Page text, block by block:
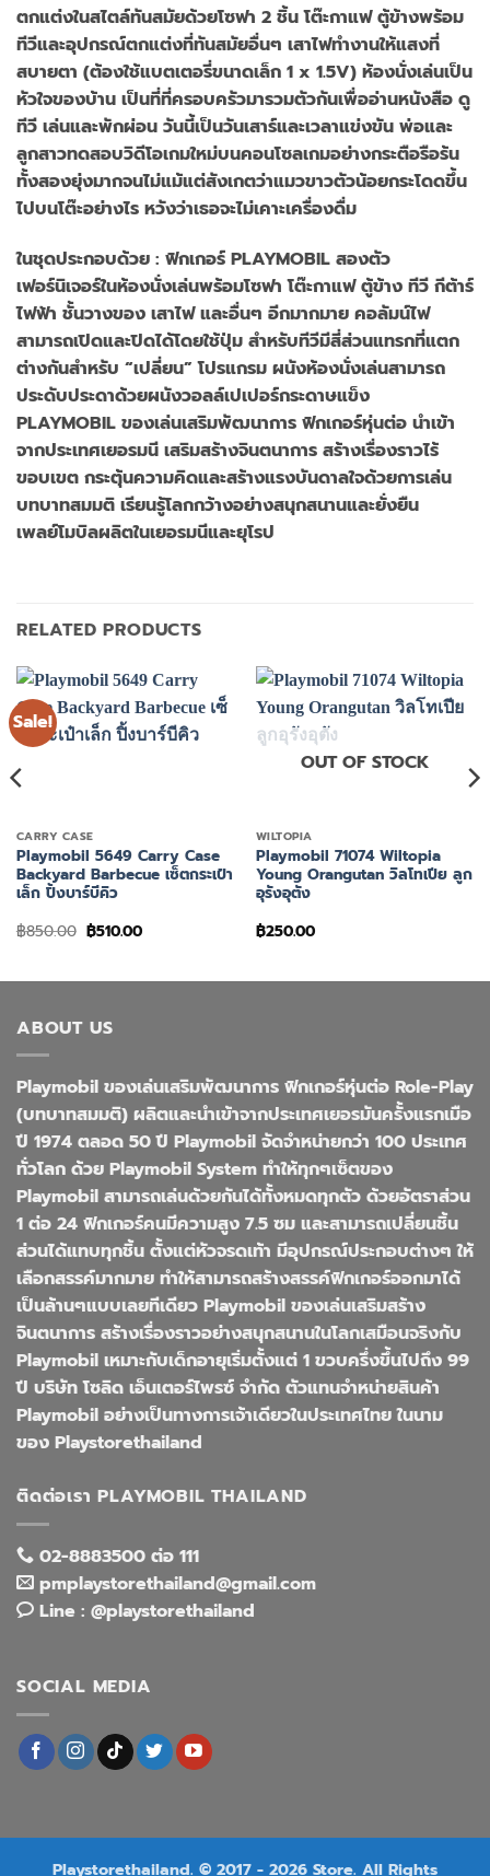
ตกแต่งในสไตล์ทันสมัยด้วยโซฟา 2 ชิ้น โต๊ะกาแฟ ตู้ข้างพร้อม
ทีวีและอุปกรณ์ตกแต่งที่ทันสมัยอื่นๆ เสาไฟทำงานให้แสงที่
สบายตา (ต้องใช้แบตเตอรี่ขนาดเล็ก 1 x 1.5V) ห้องนั่งเล่นเป็น
หัวใจของบ้าน เป็นที่ที่ครอบครัวมารวมตัวกันเพื่ออ่านหนังสือ ดู
ทีวี เล่นและพักผ่อน วันนี้เป็นวันเสาร์และเวลาแข่งขัน พ่อและ
ลูกสาวทดสอบวิดีโอเกมใหม่บนคอนโซลเกมอย่างกระตือรือร้น
ทั้งสองยุ่งมากจนไม่แม้แต่สังเกตว่าแมวขาวตัวน้อยกระโดดขึ้น
ไปบนโต๊ะอย่างไร หวังว่าเธอจะไม่เคาะเครื่องดื่ม
ในชุดประกอบด้วย : ฟิกเกอร์ PLAYMOBIL สองตัว
เฟอร์นิเจอร์ในห้องนั่งเล่นพร้อมโซฟา โต๊ะกาแฟ ตู้ข้าง ทีวี กีต้าร์
ไฟฟ้า ชั้นวางของ เสาไฟ และอื่นๆ อีกมากมาย คอลัมน์ไฟ
สามารถเปิดและปิดได้โดยใช้ปุ่ม สำหรับทีวีมีสี่ส่วนแทรกที่แตก
ต่างกันสำหรับ “เปลี่ยน” โปรแกรม ผนังห้องนั่งเล่นสามารถ
ประดับประดาด้วยผนังวอลล์เปเปอร์กระดาษแข็ง
PLAYMOBIL ของเล่นเสริมพัฒนาการ ฟิกเกอร์หุ่นต่อ นำเข้า
จากประเทศเยอรมนี เสริมสร้างจินตนาการ สร้างเรื่องราวไร้
ขอบเขต กระตุ้นความคิดและสร้างแรงบันดาลใจด้วยการเล่น
บทบาทสมมติ เรียนรู้โลกกว้างอย่างสนุกสนานและยั่งยืน
เพลย์โมบิลผลิตในเยอรมนีและยุโรป
RELATED PRODUCTS
Sale!
CARRY CASE
Playmobil 5649 Carry Case
Backyard Barbecue เซ็ตกระเป๋า
เล็ก ปิ้งบาร์บีคิว
฿850.00 Original
price
฿510.00Current
OUT OF STOCK
WILTOPIA
Playmobil 71074 Wiltopia
Young Orangutan วิลโทเปีย ลูก
อุรังอุตัง
฿250.00
ABOUT US
Playmobil ของเล่นเสริมพัฒนาการ ฟิกเกอร์หุ่นต่อ Role-Play
(บทบาทสมมติ) ผลิตและนำเข้าจากประเทศเยอรมันครั้งแรกเมือ
ปี 1974 ตลอด 50 ปี Playmobil จัดจำหน่ายกว่า 100 ประเทศ
ทั่วโลก ด้วย Playmobil System ทำให้ทุกๆเซ็ตของ
Playmobil สามารถเล่นด้วยกันได้ทั้งหมดทุกตัว ด้วยอัตราส่วน
1 ต่อ 24 ฟิกเกอร์คนมีความสูง 7.5 ซม และสามารถเปลี่ยนชิ้น
ส่วนได้แทบทุกชิ้น ตั้งแต่หัวจรดเท้า มีอุปกรณ์ประกอบต่างๆ ให้
เลือกสรรค์มากมาย ทำให้สามารถสร้างสรรค์ฟิกเกอร์ออกมาได้
เป็นล้านๆแบบเลยทีเดียว Playmobil ของเล่นเสริมสร้าง
จินตนาการ สร้างเรื่องราวอย่างสนุกสนานในโลกเสมือนจริงกับ
Playmobil เหมาะกับเด็กอายุเริ่มตั้งแต่ 1 ขวบครึ่งขึ้นไปถึง 99
ปี บริษัท โซลิด เอ็นเตอร์ไพรซ์ จำกัด ตัวแทนจำหน่ายสินค้า
Playmobil อย่างเป็นทางการเจ้าเดียวในประเทศไทย ในนาม
ของ Playstorethailand
ติดต่อเรา PLAYMOBIL THAILAND
02-8883500 ต่อ 111
pmplaystorethailand@gmail.com
Line : @playstorethailand
SOCIAL MEDIA
Playstorethailand. © 2017 - 2026 Store. All Rights